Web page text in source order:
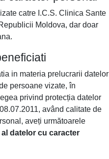
catre I.C.S. Clinica Sante
Moldova, dar doar
in materia prelucrarii datelor
persoane vizate, în
privind protecția datelor
având calitate de
aveți următoarele
datelor cu caracter